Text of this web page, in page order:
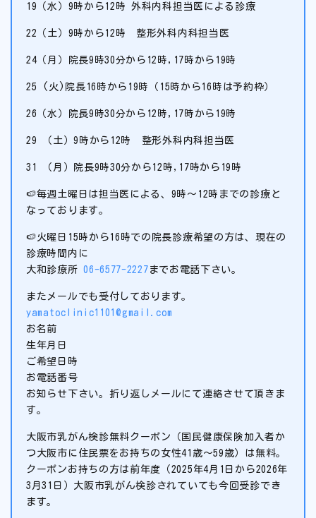
19（水）9時から12時 外科内科担当医による診療
22（土）9時から12時 整形外科内科担当医
24（月）院長9時30分から12時,17時から19時
25 (火)院長16時から19時（15時から16時は予約枠）
26（水）院長9時30分から12時,17時から19時
29 （土）9時から12時 整形外科内科担当医
31 （月）院長9時30分から12時,17時から19時
🍉毎週土曜日は担当医による、9時～12時までの診療と
なっております。
🍉火曜日15時から16時での院長診療希望の方は、現在の
診療時間内に
大和診療所06-6577-2227 までお電話下さい。
またメールでも受付しております。
yamatoclinic1101@gmail.com
お名前
生年月日
ご希望日時
お電話番号
お知らせ下さい。折り返しメールにて連絡させて頂きま
す。
大阪市乳がん検診無料クーポン（国民健康保険加入者か
つ大阪市に住民票をお持ちの女性41歳～59歳）は無料。
クーポンお持ちの方は前年度（2025年4月1日から2026年
3月31日）大阪市乳がん検診されていても今回受診でき
ます。